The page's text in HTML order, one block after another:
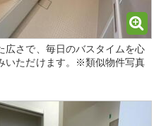
広さで、毎日のバスタイムを心
いただけます。※類似物件写真